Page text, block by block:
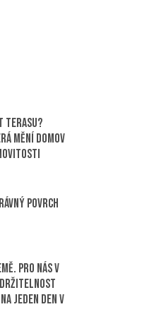
terasu?
mění domov
povrch
Pro nás v
udržitelnost
jeden den v